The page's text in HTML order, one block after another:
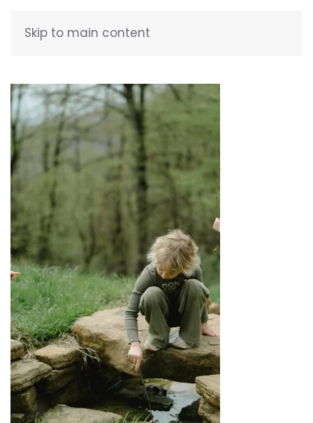
Skip to main content